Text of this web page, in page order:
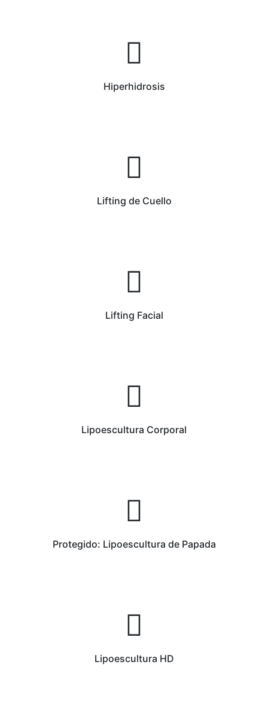
Hiperhidrosis
Lifting de Cuello
Lifting Facial
Lipoescultura Corporal
Protegido: Lipoescultura de Papada
Lipoescultura HD